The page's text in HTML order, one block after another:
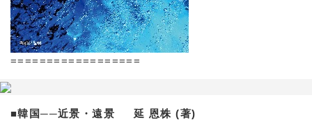
==================
■韓国──近景・遠景 延 恩株 (著)